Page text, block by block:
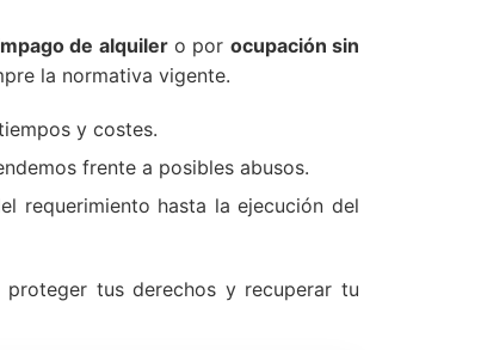
de alquilero por ocupación sin
la normativa vigente.
y costes.
frente a posibles abusos.
requerimiento hasta la ejecución del
tus derechos y recuperar tu